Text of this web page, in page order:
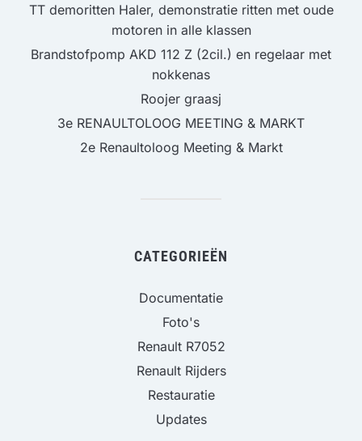
TT demoritten Haler, demonstratie ritten met oude
motoren in alle klassen
Brandstofpomp AKD 112 Z (2cil.) en regelaar met
nokkenas
Roojer graasj
3e RENAULTOLOOG MEETING & MARKT
2e Renaultoloog Meeting & Markt
CATEGORIEËN
Documentatie
Foto's
Renault R7052
Renault Rijders
Restauratie
Updates